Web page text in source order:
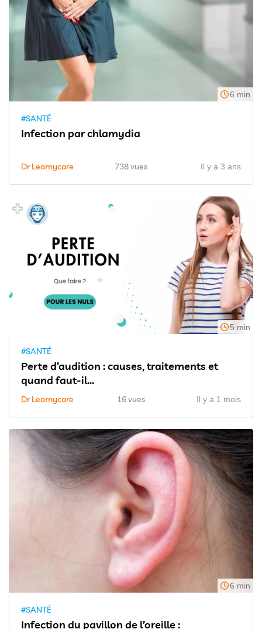
6 min
#SANTÉ
Infection par chlamydia
Dr Learnycare 738 vues Il y a 3 ans
5 min
#SANTÉ
Perte d’audition : causes, traitements et
quand faut-il...
Dr Learnycare 16 vues Il y a 1 mois
6 min
#SANTÉ
Infection du pavillon de l’oreille :